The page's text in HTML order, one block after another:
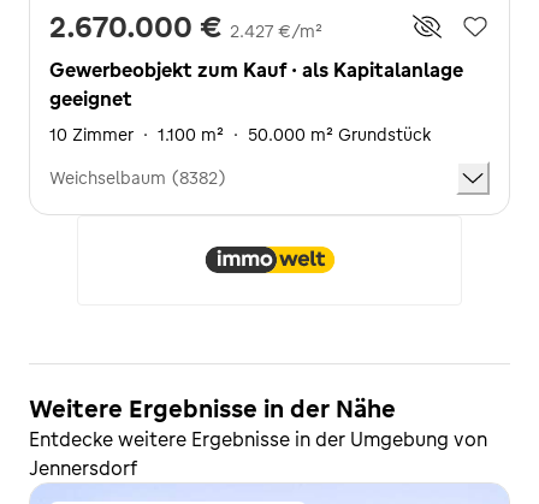
2.670.000 € 2.427 €/m²
Gewerbeobjekt zum Kauf · als Kapitalanlage
geeignet
10 Zimmer · 1.100 m² · 50.000 m² Grundstück
Weichselbaum (8382)
Weitere Ergebnisse in der Nähe
Entdecke weitere Ergebnisse in der Umgebung von
Jennersdorf